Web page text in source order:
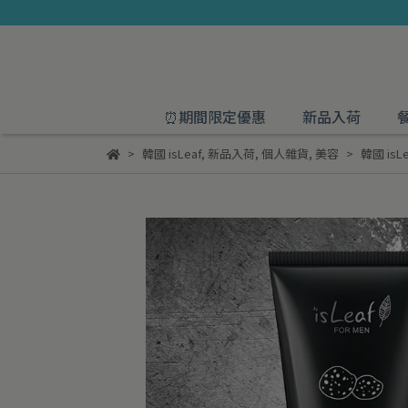
⏰期間限定優惠 新品入荷
韓國 isLeaf, 新品入荷, 個人雜貨, 美容 韓國